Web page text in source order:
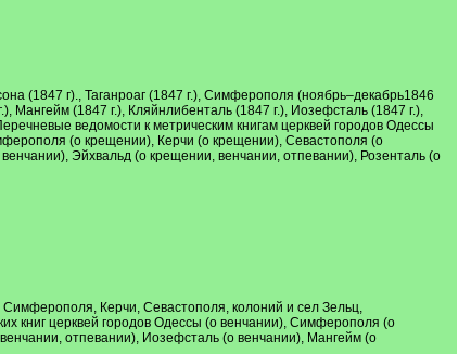
(1847 г)., Таганроаг (1847 г.), Симферополя (ноябрь–декабрь1846
Мангейм (1847 г.), Кляйнлибенталь (1847 г.), Иозефсталь (1847 г.),
ведомости к метрическим книгам церквей городов Одессы
(о крещении), Керчи (о крещении), Севастополя (о
Эйхвальд (о крещении, венчании, отпевании), Розенталь (о
Симферополя, Керчи, Севастополя, колоний и сел Зельц,
книг церквей городов Одессы (о венчании), Симферополя (о
отпевании), Иозефсталь (о венчании), Мангейм (о